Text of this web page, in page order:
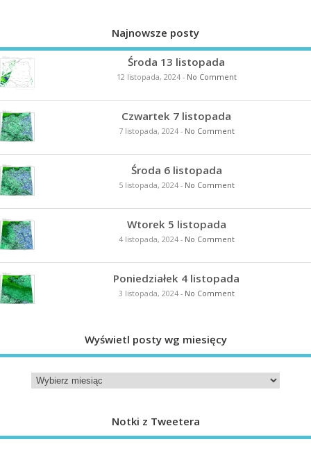
Najnowsze posty
Środa 13 listopada
12 listopada, 2024- No Comment
Czwartek 7 listopada
7 listopada, 2024- No Comment
Środa 6 listopada
5 listopada, 2024- No Comment
Wtorek 5 listopada
4 listopada, 2024- No Comment
Poniedziałek 4 listopada
3 listopada, 2024- No Comment
Wyświetl posty wg miesięcy
Notki z Tweetera